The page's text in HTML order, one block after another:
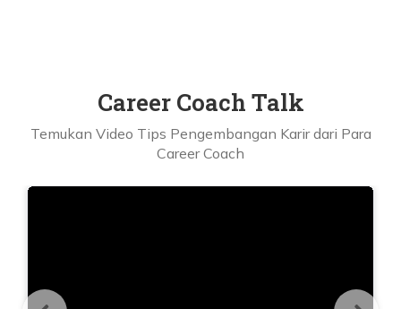
Career Coach Talk
Temukan Video Tips Pengembangan Karir dari Para
Career Coach